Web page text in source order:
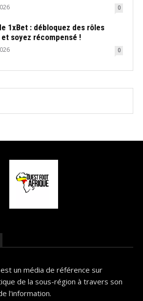
0
1xBet : débloquez des rôles
soyez récompensé !
0
un média de référence sur
de la sous-région à travers son
l'information.